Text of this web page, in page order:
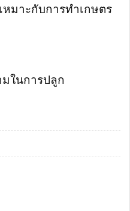
มาะกับการทำเกษตร
ในการปลูก